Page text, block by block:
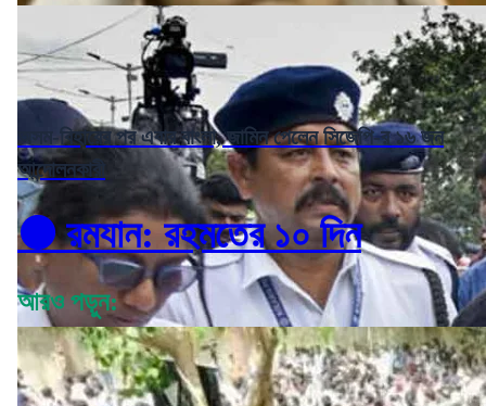
অসম-বিহারের পর এবার বাংলা, জামিন পেলেন সিজেপি-র ১৬ জন
আন্দোলনকারী
⚫️ রমযান: রহমতের ১০ দিন
আরও পড়ুন: